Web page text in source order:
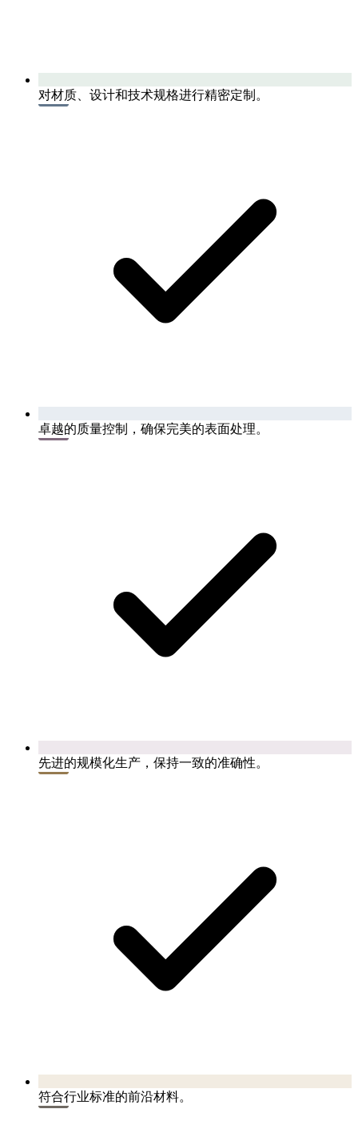
对材质、设计和技术规格进行精密定制。
卓越的质量控制，确保完美的表面处理。
先进的规模化生产，保持一致的准确性。
符合行业标准的前沿材料。